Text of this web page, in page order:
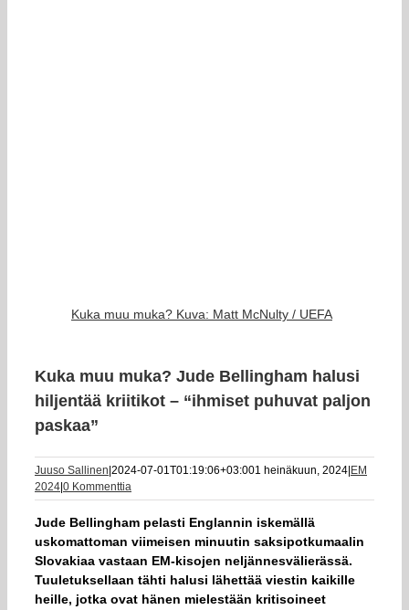
Kuka muu muka? Kuva: Matt McNulty / UEFA
Kuka muu muka? Jude Bellingham halusi
hiljentää kriitikot – “ihmiset puhuvat paljon
paskaa”
Juuso Sallinen 2024-07-01T01:19:06+03:001 heinäkuun, 2024 EM
2024 0 Kommenttia
Jude Bellingham pelasti Englannin iskemällä
uskomattoman viimeisen minuutin saksipotkumaalin
Slovakiaa vastaan EM-kisojen neljännesvälierässä.
Tuuletuksellaan tähti halusi lähettää viestin kaikille
heille, jotka ovat hänen mielestään kritisoineet